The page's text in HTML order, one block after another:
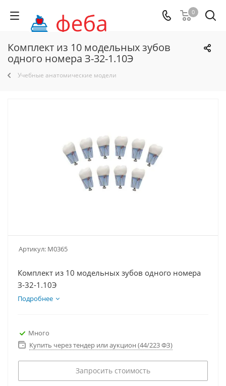
0
Комплект из 10 модельных зубов
одного номера З-32-1.10Э
Учебные анатомические модели
Артикул: М0365
Комплект из 10 модельных зубов одного номера
З-32-1.10Э
Подробнее
Много
Купить через тендер или аукцион (44/223 ФЗ)
Запросить стоимость